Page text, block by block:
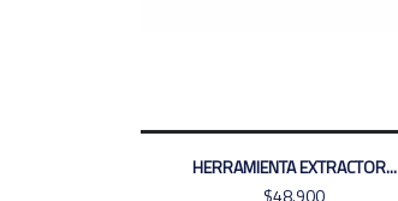
HERRAMIENTA EXTRACTOR...
$48.900